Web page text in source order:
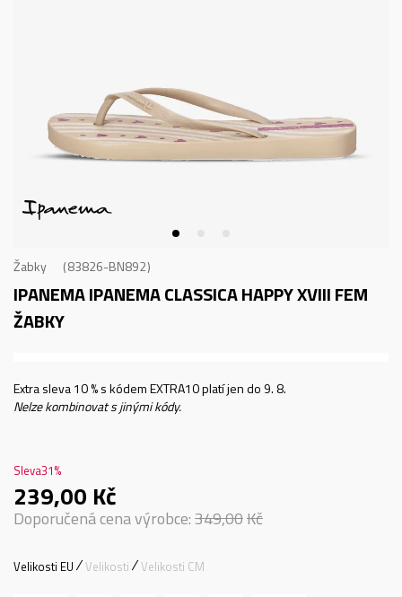
Žabky 83826-BN892
IPANEMA IPANEMA CLASSICA HAPPY XVIII FEM
ŽABKY
Extra sleva 10 % s kódem EXTRA10 platí jen do 9. 8.
Nelze kombinovat s jinými kódy.
Sleva31%
239,00 Kč
Doporučená cena výrobce:349,00Kč
Velikosti EU Velikosti Velikosti CM